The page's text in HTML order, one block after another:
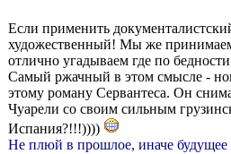
Если применить
художественный! Мы же
отлично угадываем где по
Самый ржачный в этом смысле -
этому роману Сервантеса. Он
Чуарели со своим сильным
Испания?!!!))))
Не плюй в прошлое, иначе будущее